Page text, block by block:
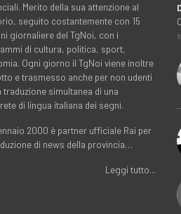
Merito della sua attenzione al
seguito costantemente con 15
giornaliere del TgNoi, con i
di cultura, politica, sport,
Ogni giorno il TgNoi viene inoltre
e trasmesso anche per non udenti
traduzione simultanea di una
di lingua italiana dei segni.
2000 è partner ufficiale Rai per
di news della provincia…
Leggi tutto...